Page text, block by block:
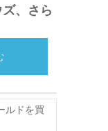
、さら
ルドを買